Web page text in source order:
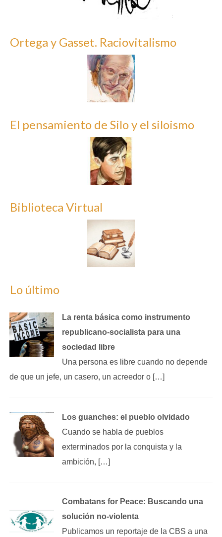
Ortega y Gasset. Raciovitalismo
El pensamiento de Silo y el siloismo
Biblioteca Virtual
Lo último
La renta básica como instrumento
republicano‑socialista para una
sociedad libre
Una persona es libre cuando no depende
de que un jefe, un casero, un acreedor o […]
Los guanches: el pueblo olvidado
Cuando se habla de pueblos
exterminados por la conquista y la
ambición, […]
Combatans for Peace: Buscando una
solución no-violenta
Publicamos un reportaje de la CBS a una